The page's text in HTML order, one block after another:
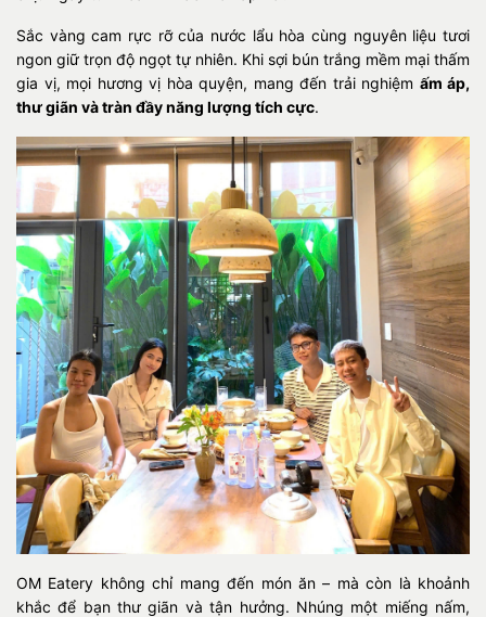
Sắc vàng cam rực rỡ của nước lẩu hòa cùng nguyên liệu tươi
ngon giữ trọn độ ngọt tự nhiên. Khi sợi bún trắng mềm mại thấm
gia vị, mọi hương vị hòa quyện, mang đến trải nghiệm ấm áp,
thư giãn và tràn đầy năng lượng tích cực.
OM Eatery không chỉ mang đến món ăn – mà còn là khoảnh
khắc để bạn thư giãn và tận hưởng. Nhúng một miếng nấm,